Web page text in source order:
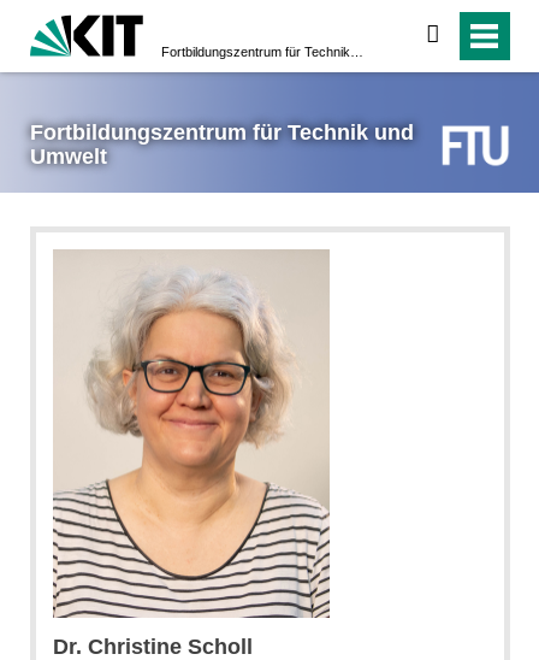
suchen
Fortbildungs­zentrum für Technik und
Umwelt
Dr. Christine Scholl